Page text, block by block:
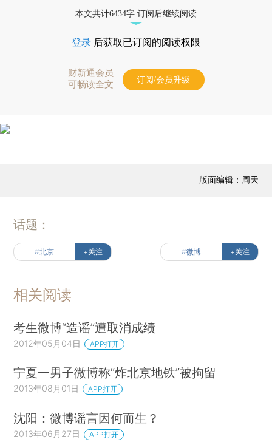
本文共计6434字 订阅后继续阅读
登录 后获取已订阅的阅读权限
财新通会员
可畅读全文
订阅/会员升级
版面编辑：周天
话题：
#北京 +关注 #微博 +关注
相关阅读
考生微博“造谣”遭取消成绩
2012年05月04日 APP打开
宁夏一男子微博称“炸北京地铁”被拘留
2013年08月01日 APP打开
沈阳：微博谣言因何而生？
2013年06月27日 APP打开